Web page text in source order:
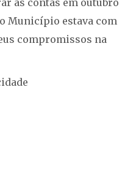
as contas em outubro
Município estava com
compromissos na